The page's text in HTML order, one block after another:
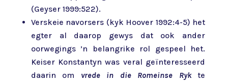
(Geyser 1999:522).
Verskeie navorsers (kyk Hoover 1992:4-5) het
egter al daarop gewys dat ook ander
oorwegings ’n belangrike rol gespeel het.
Keiser Konstantyn was veral geïnteresseerd
daarin om vrede in die Romeinse Rykte